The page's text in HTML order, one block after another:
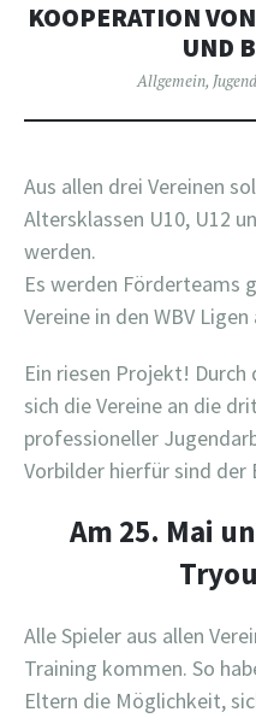
KOOPERATION
UND
Allgemein,
Aus allen drei Vereinen
Altersklassen U10, U12
werden.
Es werden Förderteams
Vereine in den WBV
Ein riesen Projekt!
sich die Vereine an die
professioneller
Vorbilder hierfür sind der
Am 25. Mai
Alle Spieler aus allen
Training kommen. So
Eltern die Möglichkeit,